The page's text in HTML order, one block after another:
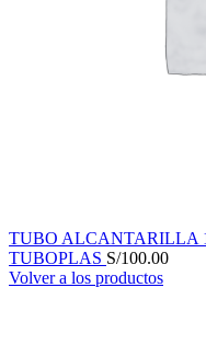
TUBO ALCANTARILLA
TUBOPLAS S/100.00
Volver a los productos